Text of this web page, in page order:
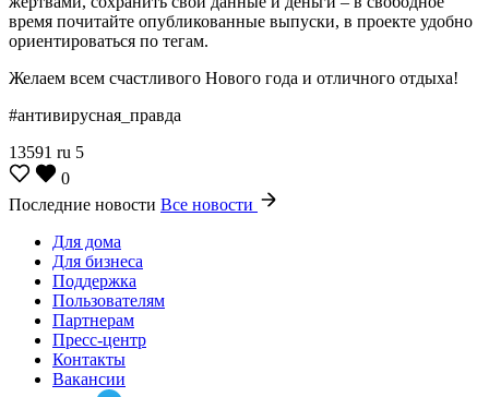
время почитайте опубликованные выпуски, в проекте удобно
ориентироваться по тегам.
Желаем всем счастливого Нового года и отличного отдыха!
#антивирусная_правда
13591 ru 5
0
Последние новости Все новости
Для дома
Для бизнеса
Поддержка
Пользователям
Партнерам
Пресс-центр
Контакты
Вакансии